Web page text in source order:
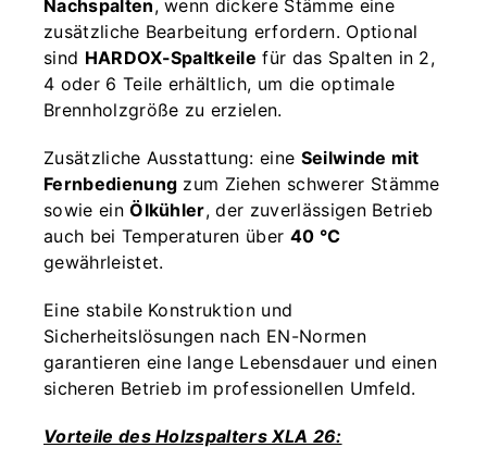
Nachspalten, wenn dickere Stämme eine
zusätzliche Bearbeitung erfordern. Optional
sind HARDOX-Spaltkeile für das Spalten in 2,
4 oder 6 Teile erhältlich, um die optimale
Brennholzgröße zu erzielen.
Zusätzliche Ausstattung: eine Seilwinde mit
Fernbedienung zum Ziehen schwerer Stämme
sowie einÖlkühler, der zuverlässigen Betrieb
auch bei Temperaturen über 40 °C
gewährleistet.
Eine stabile Konstruktion und
Sicherheitslösungen nach EN-Normen
garantieren eine lange Lebensdauer und einen
sicheren Betrieb im professionellen Umfeld.
Vorteile des Holzspalters XLA 26: